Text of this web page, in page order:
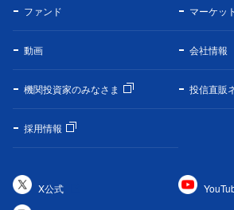
ファンド マーケット
動画 会社情報
機関投資家のみなさま 投信直販
採用情報
X公式